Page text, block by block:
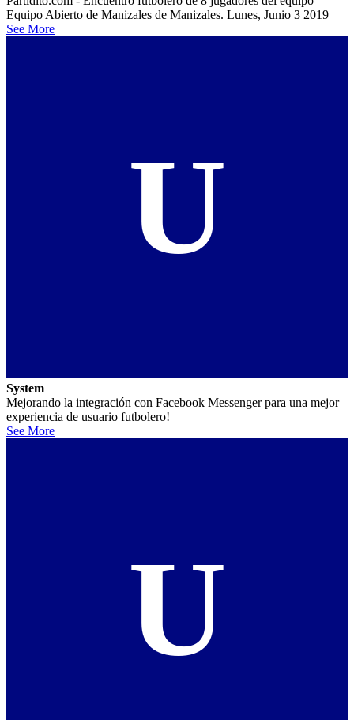
Equipo Abierto de Manizales de Manizales. Lunes, Junio 3 2019
See More
U
System
Mejorando la integración con Facebook Messenger para una mejor
experiencia de usuario futbolero!
See More
U